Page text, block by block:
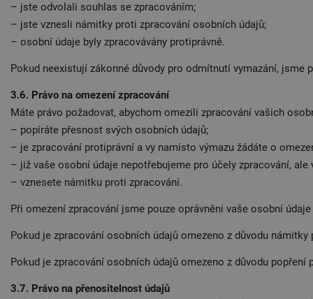
– jste odvolali souhlas se zpracováním;
– jste vznesli námitky proti zpracování osobních údajů;
– osobní údaje byly zpracovávány protiprávně.
Pokud neexistují zákonné důvody pro odmítnutí vymazání, jsme
3.6. Právo na omezení zpracování
Máte právo požadovat, abychom omezili zpracování vašich
– popíráte přesnost svých osobních údajů;
– je zpracování protiprávní a vy namísto výmazu žádáte o
– již vaše osobní údaje nepotřebujeme pro účely zpracování,
– vznesete námitku proti zpracování.
Při omezení zpracování jsme pouze oprávněni vaše osobní
Pokud je zpracování osobních údajů omezeno z důvodu
Pokud je zpracování osobních údajů omezeno z důvodu
3.7. Právo na přenositelnost údajů